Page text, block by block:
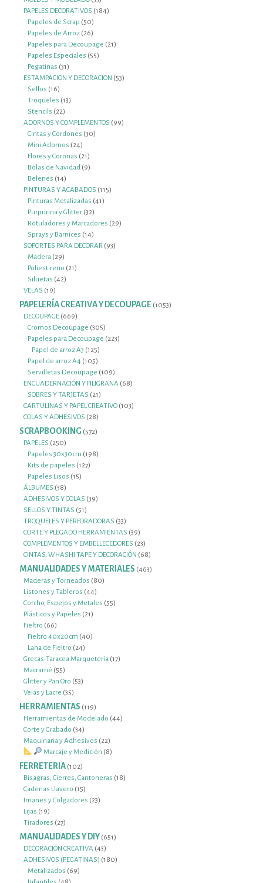
productos
PAPELES DECORATIVOS 184184
Papeles de Scrap 5050
productos
Papeles de Arroz 2626
productos
Papeles para Decoupage 2121
Papeles Especiales 5555
Pegatinas 3131
productos
ESTAMPACION Y DECORACION 5353
Sellos 1616
productos
Troqueles 1313
Stencils 2222
productos
ADORNOS Y COMPLEMENTOS 9999
Cintas y Cordones 3030
Mini Adornos 2424
productos
Flores y Coronas 2121
productos
Bolas de Navidad 99
Belenes 1414
productos
PINTURAS Y ACABADOS 115115
Pinturas Metalizadas 4141
Purpurina y Glitter 3232
productos
Rotuladores y Marcadores 2929
Sprays y Barnices 1414
productos
SOPORTES PARA DECORAR 9393
Madera 2929
productos
Poliestireno 2121
Siluetas 4242
VELAS 1919
productos
PAPELERÍA CREATIVA Y DECOUPAGE 10531053
DECOUPAGE 669669
productos
Cromos Decoupage 305305
productos
Papeles para Decoupage 223223
Papel de arroz A3 125125
productos
Papel de arroz A4 105105
productos
Servilletas Decoupage 109109
productos
ENCUADERNACIÓN Y FILIGRANA 6868
SOBRES Y TARJETAS 2121
productos
CARTULINAS Y PAPEL CREATIVO 103103
COLAS Y ADHESIVOS 2828
productos
SCRAPBOOKING 572572
PAPELES 250250
productos
Papeles 30x30cm 198198
Kits de papeles 127127
Papeles Lisos 1515
ÁLBUMES 3838
productos
ADHESIVOS Y COLAS 3939
SELLOS Y TINTAS 5151
productos
TROQUELES Y PERFORADORAS 3333
productos
CORTE Y PLEGADO HERRAMIENTAS 3939
productos
COMPLEMENTOS Y EMBELLECEDORES 2323
productos
CINTAS, WHASHI TAPE Y DECORACIÓN 6868
productos
MANUALIDADES Y MATERIALES 463463
Maderas y Torneados 8080
Listones y Tableros 4444
productos
Corcho, Espejos y Metales 5555
Plásticos y Papeles 2121
Fieltro 6666
productos
Fieltro 40x20cm 4040
Lana de Fieltro 2424
productos
Grecas-Taracea Marquetería 1717
Macramé 5555
productos
Glitter y Pan Oro 5353
Velas y Lacre 3535
productos
HERRAMIENTAS 119119
productos
Herramientas de Modelado 4444
Corte y Grabado 3434
productos
Maquinaria y Adhesivos 2222
productos
Marcaje y Medición 88
FERRETERIA 102102
productos
Bisagras, Cierres, Cantoneras 1818
Cadenas Llavero 1515
productos
Imanes y Colgadores 2323
Lijas 1919
productos
Tiradores 2727
productos
MANUALIDADES Y DIY 651651
DECORACIÓN CREATIVA 4343
productos
ADHESIVOS (PEGATINAS) 180180
Metalizados 6969
48